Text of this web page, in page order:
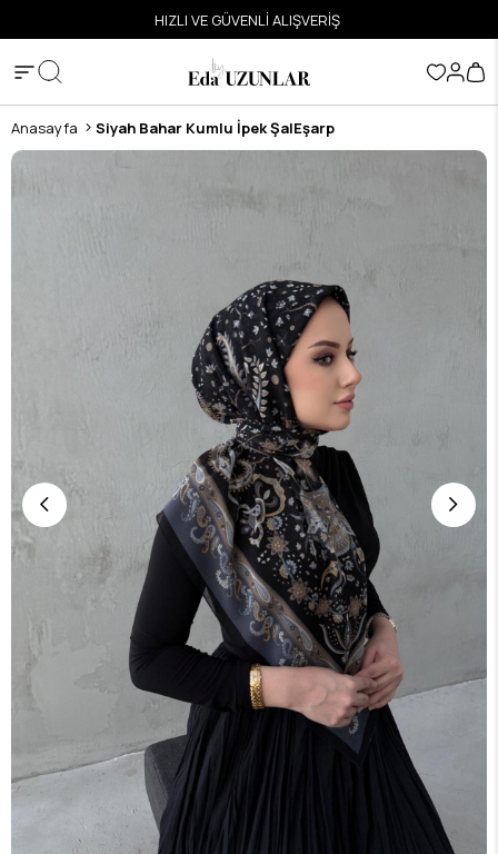
HIZLI VE GÜVENLİ ALIŞVERİŞ
Anasayfa Siyah Bahar Kumlu İpek ŞalEşarp